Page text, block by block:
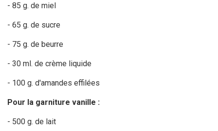
- 85 g. de miel
- 65 g. de sucre
- 75 g. de beurre
- 30 ml. de crème liquide
- 100 g. d'amandes effilées
Pour la garniture vanille :
- 500 g. de lait